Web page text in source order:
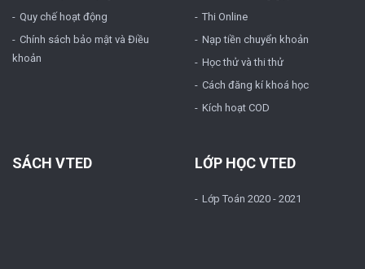
Quy chế hoạt động
Chính sách bảo mật và Điều
khoản
Thi Online
Nạp tiền chuyển khoản
Học thử và thi thử
Cách đăng kí khoá học
Kích hoạt COD
SÁCH VTED LỚP HỌC VTED
Lớp Toán 2020 - 2021